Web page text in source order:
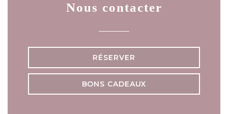
Nous contacter
RÉSERVER
BONS CADEAUX